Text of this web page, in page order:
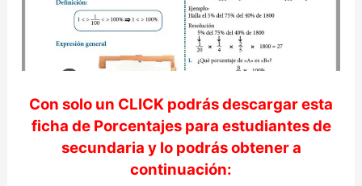
Con solo un CLICK podrás descargar esta
ficha de Porcentajes para estudiantes de
secundaria y lo podrás obtener a
continuación: